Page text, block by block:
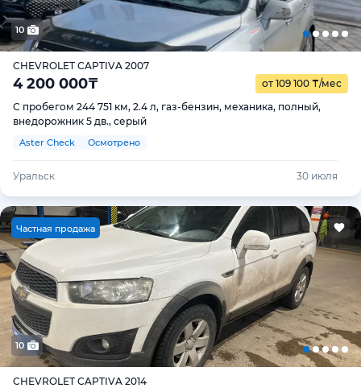
10
CHEVROLET CAPTIVA 2007
4 200 000₸ от 109 100 ₸/мес
С пробегом 244 751 км, 2.4 л, газ-бензин, механика, полный,
внедорожник 5 дв., серый
Aster Check Осмотрено
Уральск 30 июля
Частная продажа
10
CHEVROLET CAPTIVA 2014